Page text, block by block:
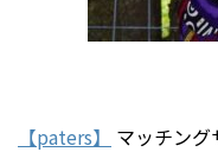
【paters】
マッチン